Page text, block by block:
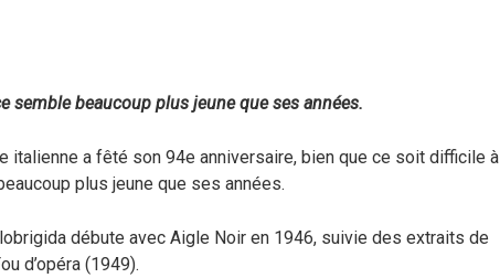
semble beaucoup plus jeune que ses années.
italienne a fêté son 94e anniversaire, bien que ce soit difficile à
plus jeune que ses années.
débute avec Aigle Noir en 1946, suivie des extraits de
d’opéra (1949).